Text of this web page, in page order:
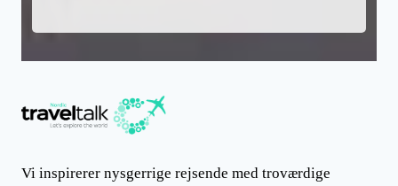
Vi inspirerer nysgerrige rejsende med troværdige